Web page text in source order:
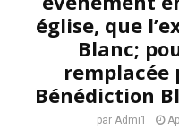
église, que
Blanc;
remplacée
Bénédiction
par Admi1